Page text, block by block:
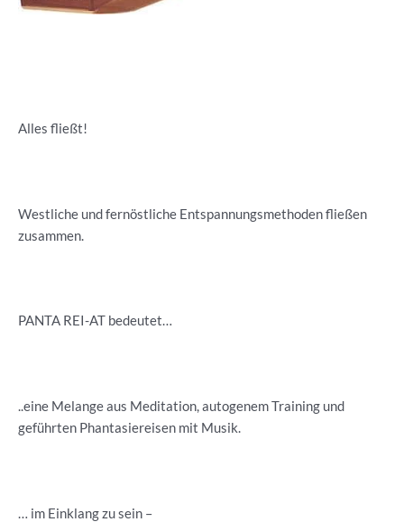
Alles fließt!
Westliche und fernöstliche Entspannungsmethoden fließen
zusammen.
PANTA REI-AT bedeutet…
..eine Melange aus Meditation, autogenem Training und
geführten Phantasiereisen mit Musik.
… im Einklang zu sein –